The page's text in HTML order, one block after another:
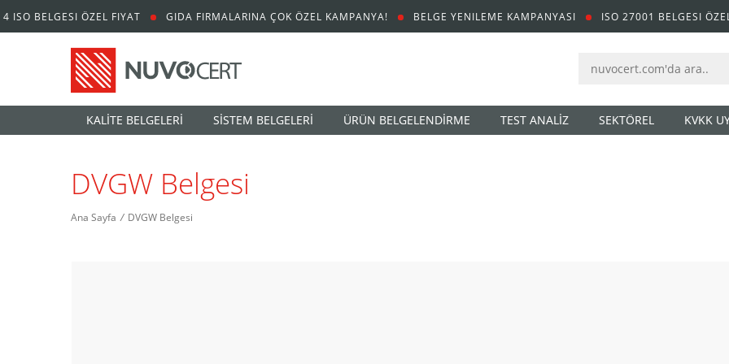
4 ISO BELGESI ÖZEL FIYAT GIDA FIRMALARINA ÇOK ÖZEL KAMPANYA! BELGE YENILEME KAMPANYASI ISO 27001 BELGESI
KALİTE BELGELERİ SİSTEM BELGELERİ ÜRÜN BELGELENDİRME TEST ANALİZ SEKTÖREL KVKK
DVGW Belgesi
Ana Sayfa / DVGW Belgesi